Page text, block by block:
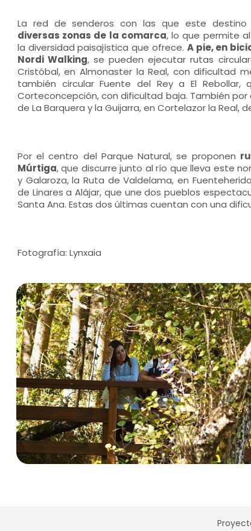
La red de senderos con las que este destino
diversas zonas de la comarca, lo que permite
la diversidad paisajística que ofrece. A pie, en
Nordi Walking, se pueden ejecutar rutas
Cristóbal, en Almonaster la Real, con dificultad
también circular Fuente del Rey a El Rebollar,
Corteconcepción, con dificultad baja. También
de La Barquera y la Guijarra, en Cortelazor la Real,
Por el centro del Parque Natural, se proponen
Múrtiga, que discurre junto al río que lleva este
y Galaroza, la Ruta de Valdelama, en
de Linares a Alájar, que une dos pueblos
Santa Ana. Estas dos últimas cuentan con una
Fotografía: Lynxaia